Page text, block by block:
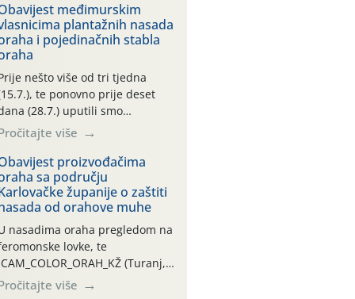
o preventivnim
zaštite krizantema od
uzročnika bolesti,
i fito-fagnih grinja (23.7.,
06.7.)! Na početku ovog
je zabilježeno je
i ekstremno vruće
razdoblje, uz
temperature […]
međimurskim
plantažnih nasada
i pojedinačnih stabla
nešto više od tri tjedna
te ponovno prije deset
(28.7.) uputili smo
vlasnicima plantažnih
nasada oraha i pojedinačnih
o početku leta i
potrebi usmjerenog
orahove muhe
completa)! Već
dana traje drugi
“toplinski udar”, koji
naročito izražen zadnja šest
(31.7.-05.8.), jer najviše
zraka svakodnevno
više
proizvođačima
sa području
županije o zaštiti
od orahove muhe
nasadima oraha pregledom na
lovke, te
CAM_COLOR_ORAH_KŽ (Turanj,
zabilježena je mala
više